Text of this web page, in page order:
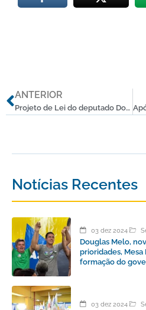
Anterior
ANTERIOR
Projeto de Lei do deputado Douglas Melo quer incluir CerveGerais no calendário de eventos turísticos do estado
Notícias Recentes
03 dez 2024
Douglas Melo,
prioridades, Mesa
formação do
03 dez 2024